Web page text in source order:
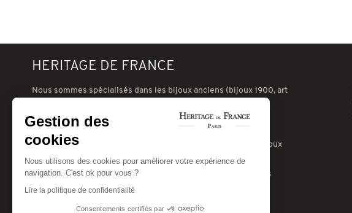
HERITAGE DE FRANCE
Nous sommes spécialisés dans les bijoux anciens (bijoux 1900, art
nouveau, art-déco 1930, tank 1940 ou postérieur) et les bijoux
signés d'occasion (Cartier, VCA, Boucheron, Chaumet, etc.).
Champ de Mars, peut vous recevoir pour des expertises de bijoux
anciens.
Nous pouvons aussi réparer ou transformer vos bijoux anciens
pour leur donner une seconde vie...
Gestion des
cookies
Nous utilisons des cookies pour améliorer votre expérience de
navigation. C'est ok pour vous ?
Lire la politique de confidentialité
Consentements certifiés par